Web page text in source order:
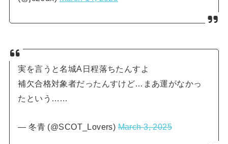
実を言うと名城A日程落ちたんすよ
補欠合格対象者だったんすけど…まあ運がなかっ
たという……
— 冬青 (@SCOT_Lovers)March 3, 2025